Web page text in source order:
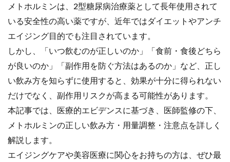
メトホルミンは、2型糖尿病治療薬として長年使用されて
いる安全性の高い薬ですが、近年ではダイエットやアンチ
エイジング目的でも注目されています。
しかし、「いつ飲むのが正しいのか」「食前・食後どちら
が良いのか」「副作用を防ぐ方法はあるのか」など、正し
い飲み方を知らずに使用すると、効果が十分に得られない
だけでなく、副作用リスクが高まる可能性があります。
本記事では、医療的エビデンスに基づき、医師監修の下、
メトホルミンの正しい飲み方・用量調整・注意点を詳しく
解説します。
エイジングケアや美容医療に関心をお持ちの方は、ぜひ最